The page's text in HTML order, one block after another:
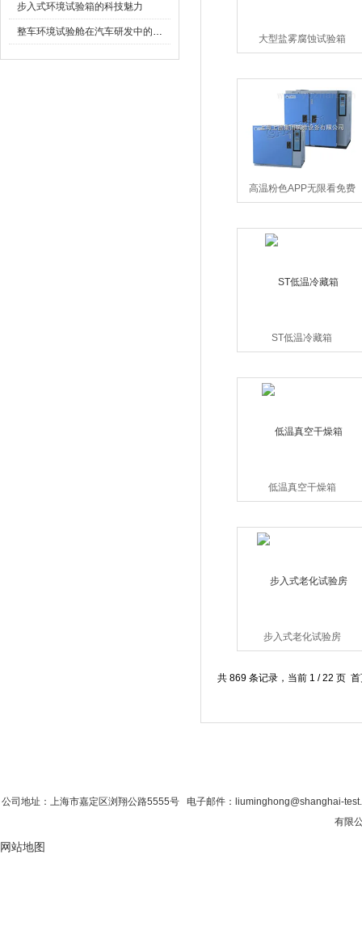
步入式环境试验箱的科技魅力
整车环境试验舱在汽车研发中的作用
大型盐雾腐蚀试验箱
高温粉色APP无限看免费
ST低温冷藏箱
低温真空干燥箱
步入式老化试验房
共 869 条记录，当前 1 / 22 页
公司地址：上海市嘉定区浏翔公路5555号 电子邮件：liuminghong@shanghai-
有限公
网站地图